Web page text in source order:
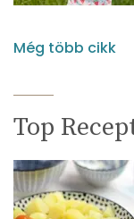
Még több cikk
Top